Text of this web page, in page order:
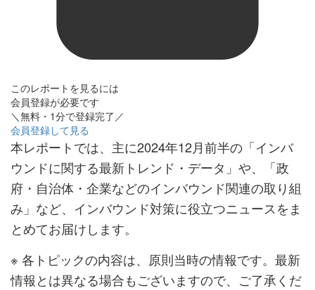
このレポートを見るには
会員登録が必要です
＼無料・1分で登録完了／
会員登録して見る
本レポートでは、主に2024年12月前半の「インバ
ウンドに関する最新トレンド・データ」や、「政
府・自治体・企業などのインバウンド関連の取り組
み」など、インバウンド対策に役立つニュースをま
とめてお届けします。
※ 各トピックの内容は、原則当時の情報です。最新
情報とは異なる場合もございますので、ご了承くだ